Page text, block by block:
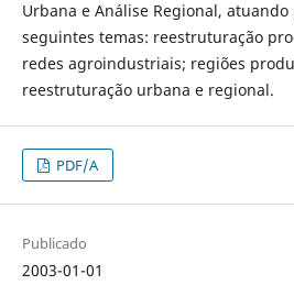
Urbana e Análise Regional,
seguintes temas: reestruturação
redes agroindustriais; regiões
reestruturação urbana e regional.
PDF/A
Publicado
2003-01-01